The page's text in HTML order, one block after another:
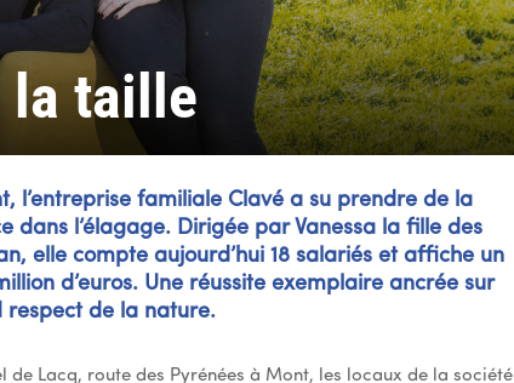
la taille
l’entreprise familiale Clavé a su prendre de la
dans l’élagage. Dirigée par Vanessa la fille des
elle compte aujourd’hui 18 salariés et affiche un
d’euros. Une réussite exemplaire ancrée sur
respect de la nature.
de Lacq, route des Pyrénées à Mont, les locaux de la société